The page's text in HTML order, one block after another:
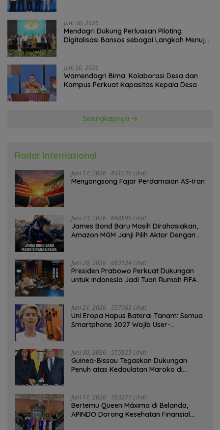
Juni 30, 2026
Mendagri Dukung Perluasan Piloting
Digitalisasi Bansos sebagai Langkah Menuju
Juni 30, 2026
Wamendagri Bima: Kolaborasi Desa dan
Kampus Perkuat Kapasitas Kepala Desa
Selengkapnya
Radar Internasional
Juni 17, 2026 831236 Lihat
Menyongsong Fajar Perdamaian AS-Iran
Juni 23, 2026 688595 Lihat
James Bond Baru Masih Dirahasiakan,
Amazon MGM Janji Pilih Aktor Dengan
Juni 20, 2026 683124 Lihat
Presiden Prabowo Perkuat Dukungan
untuk Indonesia Jadi Tuan Rumah FIFA
Juni 21, 2026 557063 Lihat
Uni Eropa Hapus Baterai Tanam: Semua
Smartphone 2027 Wajib User-
Juni 30, 2026 555825 Lihat
Guinea-Bissau Tegaskan Dukungan
Penuh atas Kedaulatan Maroko di
Juni 17, 2026 383277 Lihat
Bertemu Queen Máxima di Belanda,
APINDO Dorong Kesehatan Finansial